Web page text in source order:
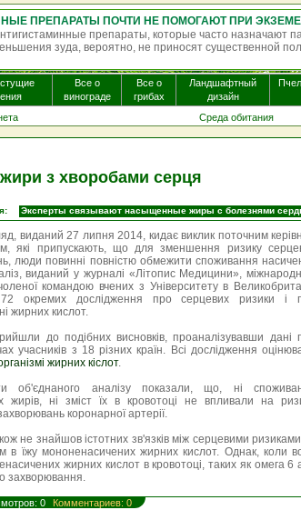
АНТИГИСТАМИННЫЕ ПРЕПАРАТЫ ПОЧТИ НЕ ПОМОГАЮТ ПРИ ЭКЗЕМЕ И МОГУТ ВЫЗЫВАТЬ ПОБОЧНЫЕ ЭФФЕКТЫ
которые часто назначают пациентам с
не приносят существенной пользы. Бол...
Все о
винограде
Все о
грибах
Ландшафтный
дизайн
Среда обитания
з хворобами серця
Эксперты связывают насыщенные жиры с болезнями
виданий 27 липня 2014, кидає виклик поточним
які припускають, що для зменшення ризику
люди повинні повністю обмежити споживання
виданий у журналі «Літопис Медицини»,
командою вчених з Університету в
окремих дослідження про серцевих ризики і
жирних кислот.
до подібних висновків, проаналізувавши дані
учасників з 18 різних країн. Всі дослідження
жирних кіслот.
об'єднаного аналізу показали, що, ні
жирів, ні зміст їх в кровотоці не впливали на
коронарної артерії.
не знайшов істотних зв'язків між серцевими
в їжу мононенасичених жирних кислот. Однак, коли
жирних кислот в кровотоці, таких як омега 6
захворювання.
0 Комментариев: 0